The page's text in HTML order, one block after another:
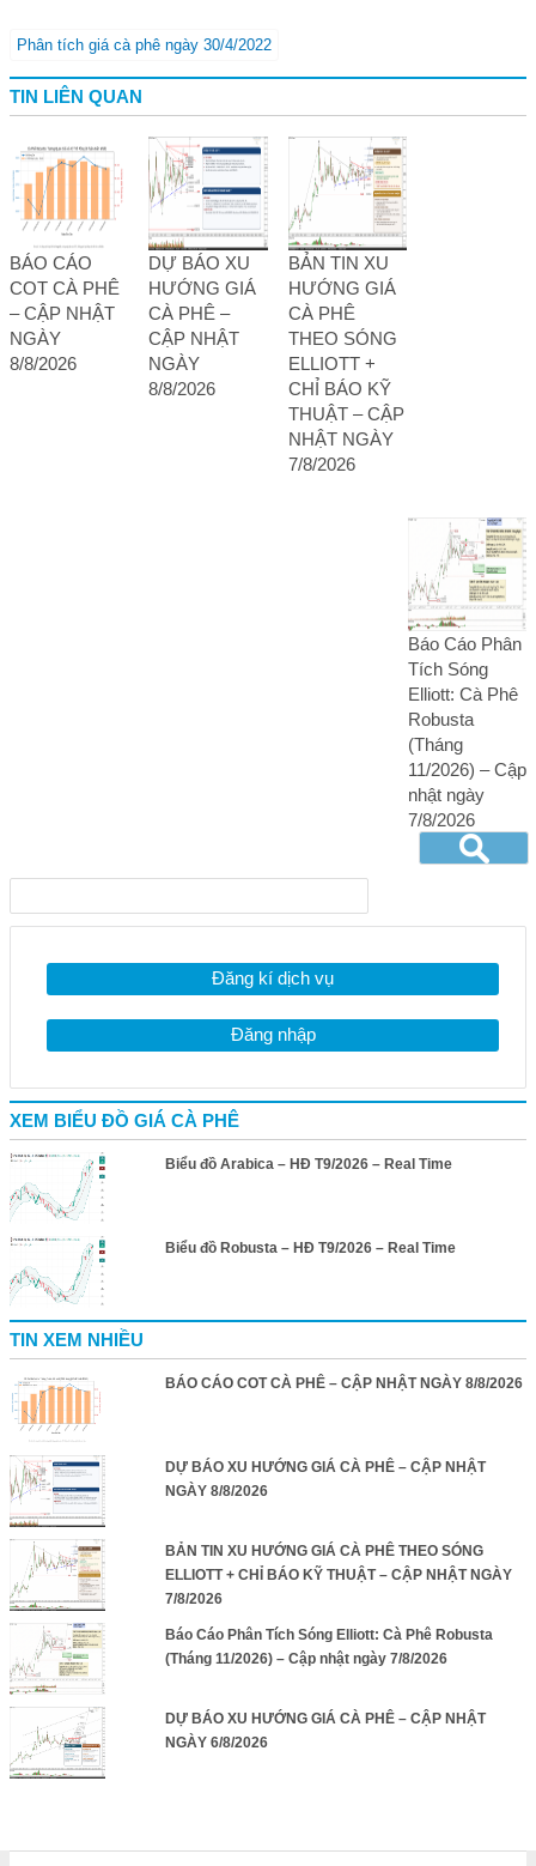
Phân tích giá cà phê ngày 30/4/2022
TIN LIÊN QUAN
BÁO CÁO
COT CÀ PHÊ
– CẬP NHẬT
NGÀY
8/8/2026
DỰ BÁO XU
HƯỚNG GIÁ
CÀ PHÊ –
CẬP NHẬT
NGÀY
8/8/2026
BẢN TIN XU
HƯỚNG GIÁ
CÀ PHÊ
THEO SÓNG
ELLIOTT +
CHỈ BÁO KỸ
THUẬT – CẬP
NHẬT NGÀY
7/8/2026
Báo Cáo Phân
Tích Sóng
Elliott: Cà Phê
Robusta
(Tháng
11/2026) – Cập
nhật ngày
7/8/2026
Đăng kí dịch vụ
Đăng nhập
XEM BIỂU ĐỒ GIÁ CÀ PHÊ
Biểu đồ Arabica – HĐ T9/2026 – Real Time
Biểu đồ Robusta – HĐ T9/2026 – Real Time
TIN XEM NHIỀU
BÁO CÁO COT CÀ PHÊ – CẬP NHẬT NGÀY 8/8/2026
DỰ BÁO XU HƯỚNG GIÁ CÀ PHÊ – CẬP NHẬT
NGÀY 8/8/2026
BẢN TIN XU HƯỚNG GIÁ CÀ PHÊ THEO SÓNG
ELLIOTT + CHỈ BÁO KỸ THUẬT – CẬP NHẬT NGÀY
7/8/2026
Báo Cáo Phân Tích Sóng Elliott: Cà Phê Robusta
(Tháng 11/2026) – Cập nhật ngày 7/8/2026
DỰ BÁO XU HƯỚNG GIÁ CÀ PHÊ – CẬP NHẬT
NGÀY 6/8/2026